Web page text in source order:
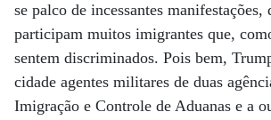
se palco de incessantes manifestações,
participam muitos imigrantes que,
sentem discriminados. Pois bem,
cidade agentes militares de duas
Imigração e Controle de Aduanas e a